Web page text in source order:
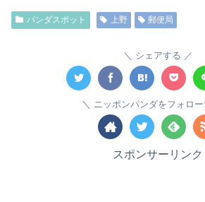
パンダスポット 上野 郵便局
シェアする
ニッポンパンダをフォロ
スポンサーリンク